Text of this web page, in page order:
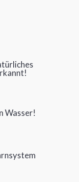
Wasser!